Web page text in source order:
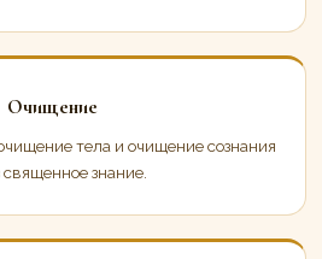
Очищение
тела и очищение сознания
священное знание.